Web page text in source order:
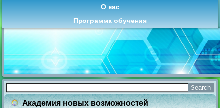
О нас
Программа обучения
Академия новых возможностей